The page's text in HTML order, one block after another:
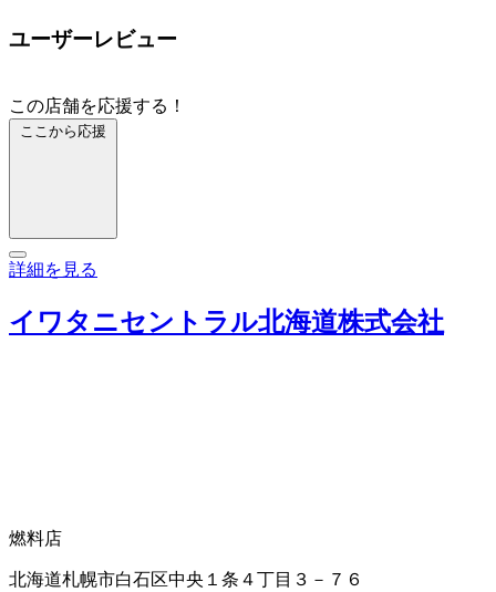
ユーザーレビュー
この店舗を応援する！
ここから応援
詳細を見る
イワタニセントラル北海道株式会社
燃料店
北海道札幌市白石区中央１条４丁目３－７６